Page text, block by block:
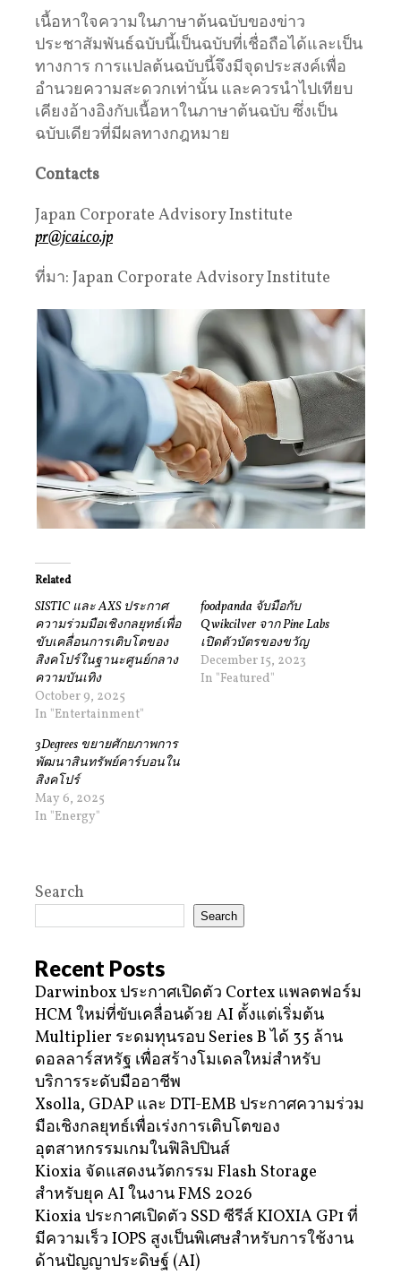
เนื้อหาใจความในภาษาต้นฉบับของข่าว
ประชาสัมพันธ์ฉบับนี้เป็นฉบับที่เชื่อถือได้และเป็น
ทางการ การแปลต้นฉบับนี้จึงมีจุดประสงค์เพื่อ
อำนวยความสะดวกเท่านั้น และควรนำไปเทียบ
เคียงอ้างอิงกับเนื้อหาในภาษาต้นฉบับ ซึ่งเป็น
ฉบับเดียวที่มีผลทางกฎหมาย
Contacts
Japan Corporate Advisory Institute
pr@jcai.co.jp
ที่มา: Japan Corporate Advisory Institute
Related
SISTIC และ AXS ประกาศ
ความร่วมมือเชิงกลยุทธ์เพื่อ
ขับเคลื่อนการเติบโตของ
สิงคโปร์ในฐานะศูนย์กลาง
ความบันเทิง
October 9, 2025
In "Entertainment"
foodpanda จับมือกับ
Qwikcilver จาก Pine Labs
เปิดตัวบัตรของขวัญ
December 15, 2023
In "Featured"
3Degrees ขยายศักยภาพการ
พัฒนาสินทรัพย์คาร์บอนใน
สิงคโปร์
May 6, 2025
In "Energy"
Search
Search
Recent Posts
Darwinbox ประกาศเปิดตัว Cortex แพลตฟอร์ม
HCM ใหม่ที่ขับเคลื่อนด้วย AI ตั้งแต่เริ่มต้น
Multiplier ระดมทุนรอบ Series B ได้ 35 ล้าน
ดอลลาร์สหรัฐ เพื่อสร้างโมเดลใหม่สำหรับ
บริการระดับมืออาชีพ
Xsolla, GDAP และ DTI-EMB ประกาศความร่วม
มือเชิงกลยุทธ์เพื่อเร่งการเติบโตของ
อุตสาหกรรมเกมในฟิลิปปินส์
Kioxia จัดแสดงนวัตกรรม Flash Storage
สำหรับยุค AI ในงาน FMS 2026
Kioxia ประกาศเปิดตัว SSD ซีรีส์ KIOXIA GP1 ที่
มีความเร็ว IOPS สูงเป็นพิเศษสำหรับการใช้งาน
ด้านปัญญาประดิษฐ์ (AI)